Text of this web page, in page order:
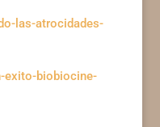
las-atrocidades-
exito-biobiocine-